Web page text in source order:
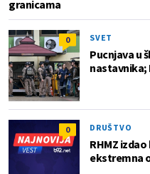
granicama
0 SVET
Pucnjava u
nastavnika;
0 DRUŠTVO
RHMZ
ekstremna